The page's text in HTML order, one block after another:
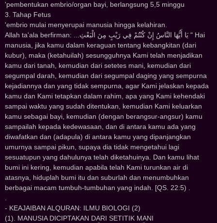
'pembentukan embrio/organ bayi, berlangsung 5,5 minggu
3. Tahap Fetus
'embrio mulai menyerupai manusia hingga kelahiran.
Allah ta'ala berfirman: ...ﻳَﺎ ﺃَﻳُّﻬَﺎ ﺍﻟﻨَّﺎﺱُ ﺇِﻥْ ﻛُﻨْﺘُﻢْ ﻓِﻲ ﺭَﻳْﺐٍ ﻣِﻦَ ﺍﻟْﺒَﻌْﺚِ " Hai
manusia, jika kamu dalam keraguan tentang kebangkitan (dari
kubur), maka (ketahuilah) sesungguhnya Kami telah menjadikan
kamu dari tanah, kemudian dari setetes mani, kemudian dari
segumpal darah, kemudian dari segumpal daging yang sempurna
kejadiannya dan yang tidak sempurna, agar Kami jelaskan kepada
kamu dan Kami tetapkan dalam rahim, apa yang Kami kehendaki
sampai waktu yang sudah ditentukan, kemudian Kami keluarkan
kamu sebagai bayi, kemudian (dengan berangsur-angsur) kamu
sampailah kepada kedewasaan, dan di antara kamu ada yang
diwafatkan dan (adapula) di antara kamu yang dipanjangkan
umurnya sampai pikun, supaya dia tidak mengetahui lagi
sesuatupun yang dahulunya telah diketahuinya. Dan kamu lihat
bumi ini kering, kemudian apabila telah Kami turunkan air di
atasnya, hiduplah bumi itu dan suburlah dan menumbuhkan
berbagai macam tumbuh-tumbuhan yang indah. [QS. 22:5) .
.
- KEAJAIBAN ALQURAN: ILMU BIOLOGI (2)
(1). MANUSIA DICIPTAKAN DARI SETITIK MANI